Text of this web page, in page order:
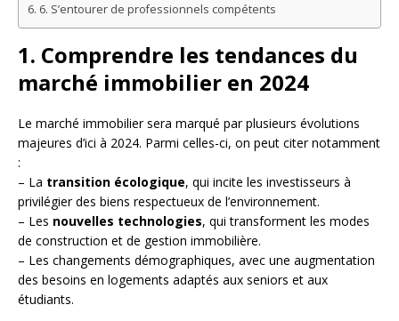
6. S’entourer de professionnels compétents
1. Comprendre les tendances du
marché immobilier en 2024
Le marché immobilier sera marqué par plusieurs évolutions
majeures d’ici à 2024. Parmi celles-ci, on peut citer notamment
:
– La transition écologique, qui incite les investisseurs à
privilégier des biens respectueux de l’environnement.
– Les nouvelles technologies, qui transforment les modes
de construction et de gestion immobilière.
– Les changements démographiques, avec une augmentation
des besoins en logements adaptés aux seniors et aux
étudiants.